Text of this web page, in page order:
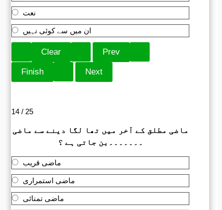
نعت
ان میں سے کوئی نہیں
14 / 25
ماضی مطلق کے آخر میں تھا لگا دینے سے ماضی
۔۔۔۔۔۔۔بن جاتی ہے ؟
ماضی قریب
ماضی استمراری
ماضی تمنائی